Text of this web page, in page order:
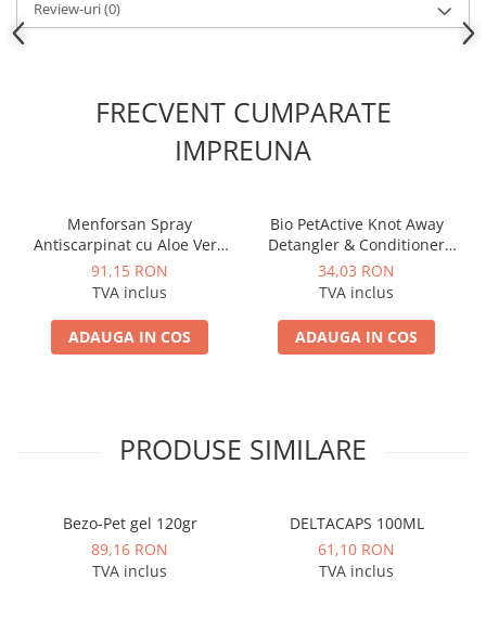
Review-uri(0)
FRECVENT CUMPARATE
IMPREUNA
Menforsan Spray
Antiscarpinat cu Aloe Vera
pentru Caini si Pisici 250 ML
91,15 RON
TVA inclus
ADAUGA IN COS
Bio PetActive Knot Away
Detangler & Conditioner
250 ML
34,03 RON
TVA inclus
ADAUGA IN COS
PRODUSE SIMILARE
Bezo-Pet gel 120gr
89,16 RON
TVA inclus
DELTACAPS 100ML
61,10 RON
TVA inclus